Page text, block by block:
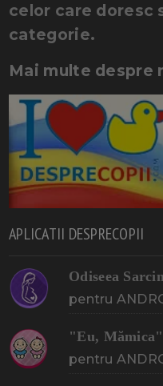
celor care doresc
categorie.
Mai multe despre
APLICATII DESPRECOPII
Odiseea
pentru
"Eu,
pentru